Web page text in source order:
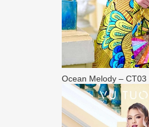
Ocean Melody – CT03